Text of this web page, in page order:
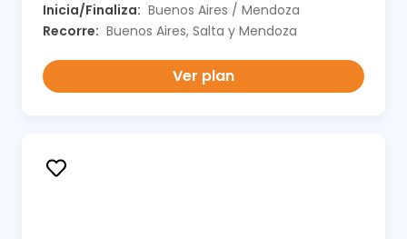
Inicia/Finaliza: Buenos Aires / Mendoza
Recorre: Buenos Aires, Salta y Mendoza
Ver plan